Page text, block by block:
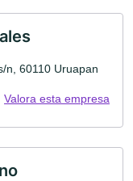
n, 60110 Uruapan
Valora esta empresa